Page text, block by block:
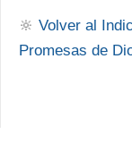
🔆 Volver al
Promesas de